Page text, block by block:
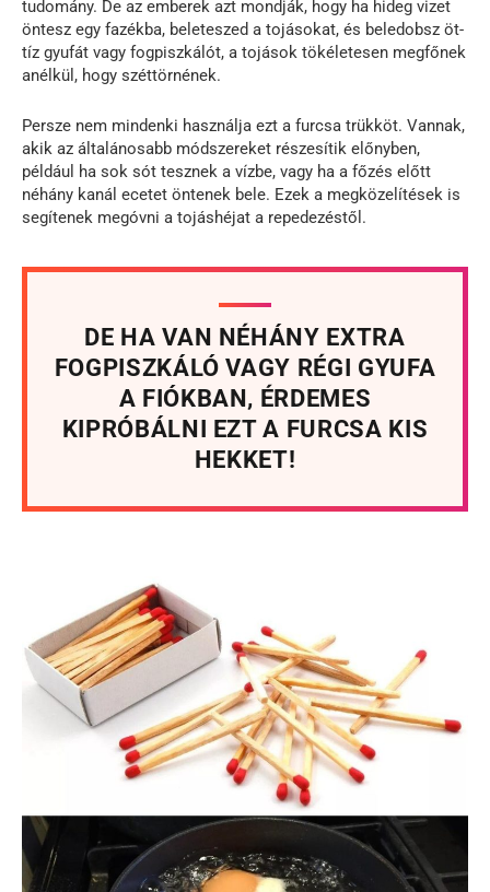
tudomány. De az emberek azt mondják, hogy ha hideg vizet
öntesz egy fazékba, beleteszed a tojásokat, és beledobsz öt-
tíz gyufát vagy fogpiszkálót, a tojások tökéletesen megfőnek
anélkül, hogy széttörnének.
Persze nem mindenki használja ezt a furcsa trükköt. Vannak,
akik az általánosabb módszereket részesítik előnyben,
például ha sok sót tesznek a vízbe, vagy ha a főzés előtt
néhány kanál ecetet öntenek bele. Ezek a megközelítések is
segítenek megóvni a tojáshéjat a repedezéstől.
DE HA VAN NÉHÁNY EXTRA
FOGPISZKÁLÓ VAGY RÉGI GYUFA
A FIÓKBAN, ÉRDEMES
KIPRÓBÁLNI EZT A FURCSA KIS
HEKKET!